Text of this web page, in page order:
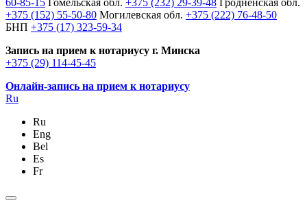
60-85-15 Гомельская обл. +375 (232) 29-39-48 Гродненская обл.
+375 (152) 55-50-80 Могилевская обл. +375 (222) 76-48-50
БНП +375 (17) 323-59-34
Запись на прием к нотариусу г. Минска
+375 (29) 114-45-45
Онлайн-запись на прием к нотариусу
Ru
Ru
Eng
Bel
Es
Fr